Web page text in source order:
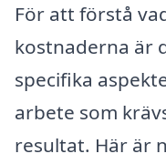
För att förstå
kostnaderna är
specifika
arbete som
resultat. Här är